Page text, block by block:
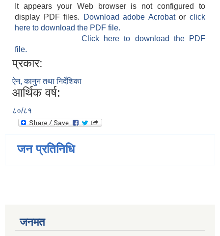
It appears your Web browser is not configured to
display PDF files.
Download adobe Acrobatorclick
here to download the PDF file.
Click here to download the PDF
file.
प्रकार:
ऐन, कानुन तथा निर्देशिका
आर्थिक वर्ष:
८०/८१
जन प्रतिनिधि
जनमत